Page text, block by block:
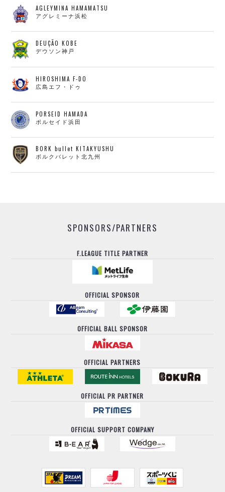
AGLEYMINA HAMAMATSU
アグレミーナ浜松
DEUÇÃO KOBE
デウソン神戸
HIROSHIMA F-DO
広島エフ・ドゥ
PORSEID HAMADA
ポルセイド浜田
BORK bullet KITAKYUSHU
ボルクバレット北九州
SPONSORS/PARTNERS
F.LEAGUE TITLE PARTNER
OFFICIAL SPONSOR
OFFICIAL BALL SPONSOR
OFFICIAL PARTNERS
OFFICIAL PR PARTNER
OFFICIAL SUPPORT COMPANY